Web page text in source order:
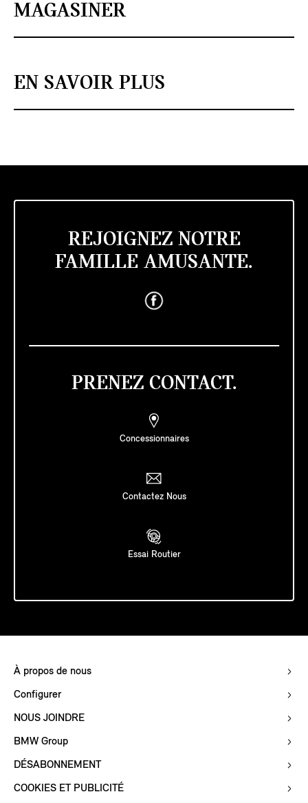
MAGASINER
EN SAVOIR PLUS
REJOIGNEZ NOTRE
FAMILLE AMUSANTE.
PRENEZ CONTACT.
Concessionnaires
Contactez Nous
Essai Routier
À propos de nous
Configurer
NOUS JOINDRE
BMW Group
DÉSABONNEMENT
COOKIES ET PUBLICITÉ